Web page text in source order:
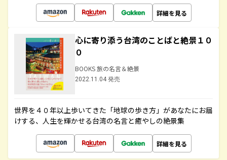
詳細を見る
心に寄り添う台湾のことばと絶景１０
０
BOOKS 旅の名言＆絶景
2022.11.04 発売
世界を４０年以上歩いてきた「地球の歩き方」があなたにお届
けする、人生を輝かせる台湾の名言と癒やしの絶景集
詳細を見る